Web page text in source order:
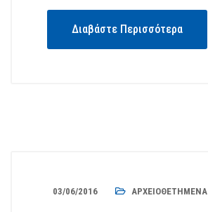
Διαβάστε Περισσότερα
03/06/2016 ΑΡΧΕΙΟΘΕΤΗΜΈΝΑ